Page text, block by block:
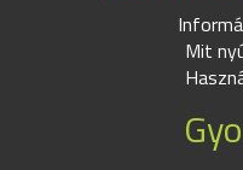
Mit